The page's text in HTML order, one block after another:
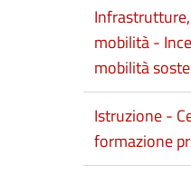
mobilità -
mobilità
Istruzione -
formazione